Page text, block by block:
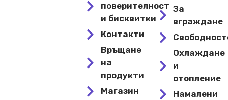
поверителност
и бисквитки
Контакти
Връщане
на
продукти
Магазин
За
вграждане
Охлаждане
и
отопление
Намалени